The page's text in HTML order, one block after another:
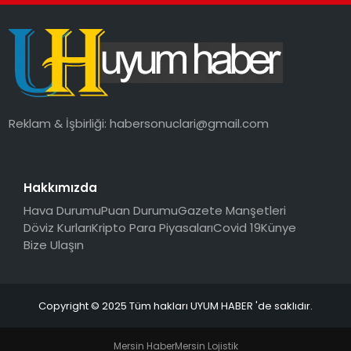
MAGAZIN
YAŞAM
Reklam & İşbirliği:habersonuclari@gmail.com
Hakkımızda
Hava DurumuPuan DurumuGazete Manşetleri
Döviz KurlarıKripto Para PiyasalarıCovid 19Künye
Bize Ulaşın
Copyright © 2025 Tüm hakları UYUM HABER 'de saklıdır.
Mersin HaberMersin Lojistik